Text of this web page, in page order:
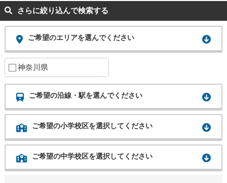
さらに絞り込んで検索する
ご希望のエリアを選んでください
神奈川県
ご希望の沿線・駅を選んでください
ご希望の小学校区を選択してください
ご希望の中学校区を選択してください